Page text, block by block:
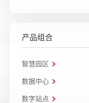
产品组合
智慧园区
数据中心
数字站点